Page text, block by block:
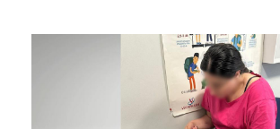
היולדות
הולדת